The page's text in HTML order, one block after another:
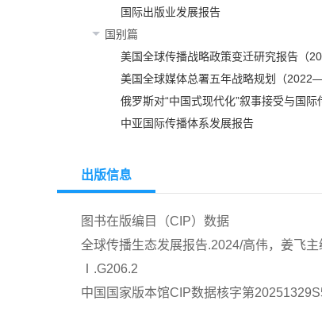
国际出版业发展报告
国别篇
美国全球传播战略政策变迁研究报告（
美国全球媒体总署五年战略规划（
俄罗斯对“中国式现代化”叙事接受与国
中亚国际传播体系发展报告
出版信息
图书在版编目（CIP）数据
全球传播生态发展报告.2024/高伟，姜飞
Ⅰ.G206.2
中国国家版本馆CIP数据核字第